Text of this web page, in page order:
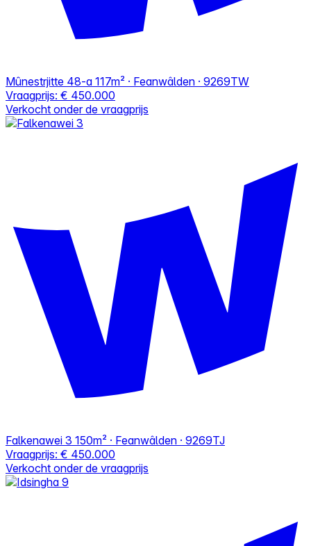
Mûnestrjitte 48-a 117m² · Feanwâlden · 9269TW
Vraagprijs: € 450.000
Verkocht onder de vraagprijs
Falkenawei 3 150m² · Feanwâlden · 9269TJ
Vraagprijs: € 450.000
Verkocht onder de vraagprijs